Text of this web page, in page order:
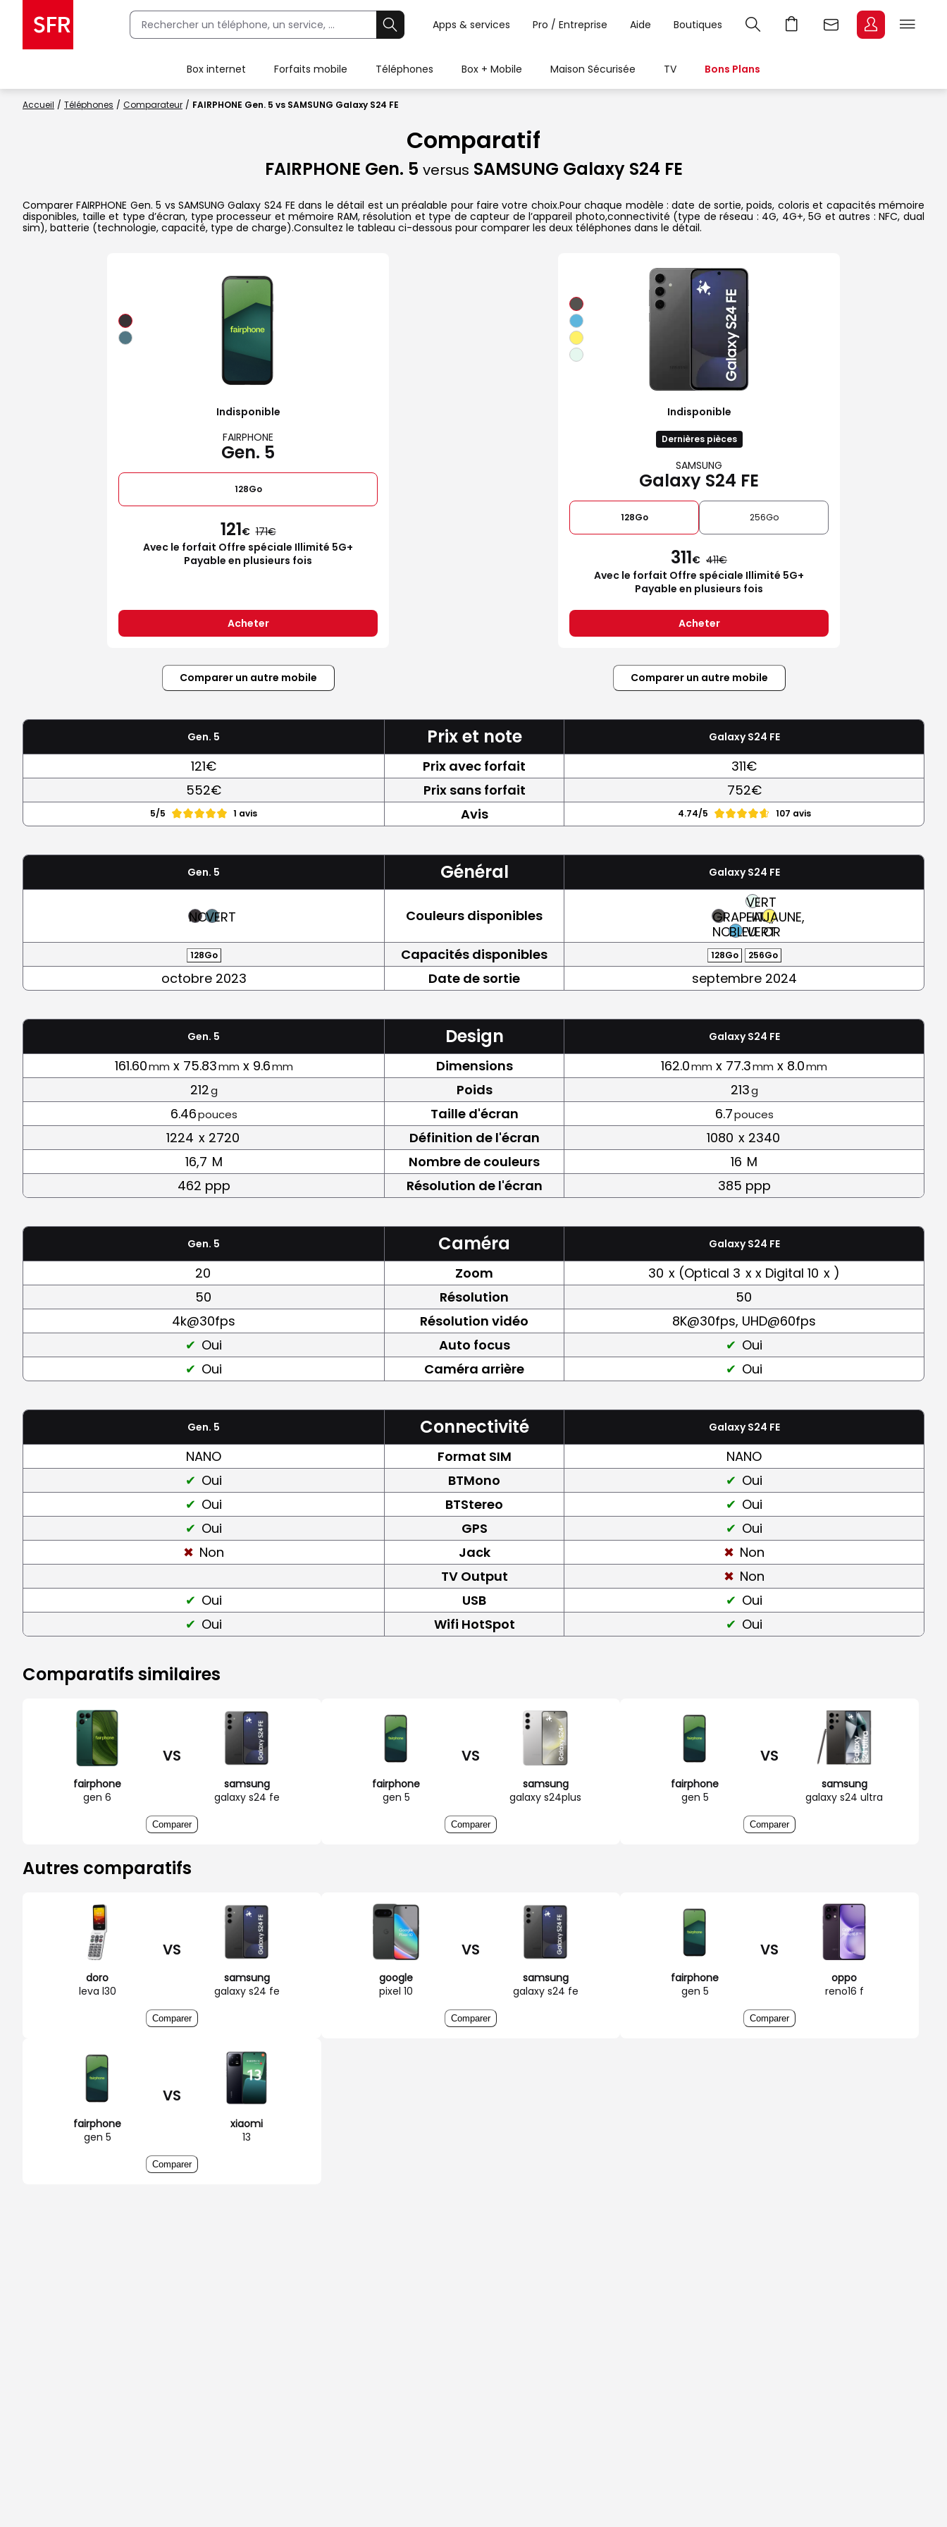
Apps & services Pro / Entreprise Aide Boutiques
Box internet Forfaits mobile Téléphones Box + Mobile Maison Sécurisée TV Bons Plans
Accueil Téléphones Comparateur FAIRPHONE Gen. 5 vs SAMSUNG Galaxy S24 FE
Comparatif
FAIRPHONE Gen. 5 versus SAMSUNG Galaxy S24 FE
Comparer FAIRPHONE Gen. 5 vs SAMSUNG Galaxy S24 FE dans le détail est un préalable pour faire votre choix.Pour chaque modèle : date de sortie, poids, coloris et capacités mémoire
disponibles, taille et type d’écran, type processeur et mémoire RAM, résolution et type de capteur de l’appareil photo,connectivité (type de réseau : 4G, 4G+, 5G et autres : NFC, dual
sim), batterie (technologie, capacité, type de charge).Consultez le tableau ci-dessous pour comparer les deux téléphones dans le détail.
Indisponible
FAIRPHONE
Gen. 5
128Go
121€ 171
Avec le forfait Offre spéciale Illimité 5G+
Payable en plusieurs fois
Acheter
Indisponible
Dernières pièces
SAMSUNG
Galaxy S24 FE
128Go 256Go
311€ 411
Avec le forfait Offre spéciale Illimité 5G+
Payable en plusieurs fois
Acheter
Comparer un autre mobile Comparer un autre mobile
Gen. 5 Prix et note Galaxy S24 FE
121€ Prix avec forfait
311€
552€
Prix sans forfait 752€
5/5 1 avis Avis 4.74/5 107 avis
Gen. 5 Général Galaxy S24 FE
NOIRVERT Couleurs disponibles
GRAPHITE,
NOIRBLEU
VERT
EAU,
VERT
JAUNE,
OR
128Go Capacités disponibles 128Go 256Go
octobre 2023 Date de sortie septembre 2024
Gen. 5 Design Galaxy S24 FE
161.60mm x 75.83mm x 9.6mm Dimensions 162.0mm x 77.3mm x 8.0mm
212g Poids 213g
6.46pouces Taille d'écran 6.7pouces
1224 x 2720 Définition de l'écran 1080 x 2340
16,7 M Nombre de couleurs 16 M
462 ppp
Résolution de l'écran 385 ppp
Gen. 5 Caméra Galaxy S24 FE
20 Zoom 30 x (Optical 3 x x Digital 10 x )
50
Résolution
50
4k@30fps
Résolution vidéo
8K@30fps, UHD@60fps
Oui
Auto focus
Oui
Oui
Caméra arrière Oui
Gen. 5 Connectivité Galaxy S24 FE
NANO Format SIM
NANO
Oui
BTMono
Oui
Oui
BTStereo
Oui
Oui
GPS
Oui
Non
Jack
Non
TV Output
Non
Oui
USB
Oui
Oui
Wifi HotSpot Oui
Comparatifs similaires
fairphone
gen 6
VS
samsung
galaxy s24 fe
Comparer
fairphone
gen 5
VS
samsung
galaxy s24plus
Comparer
fairphone
gen 5
VS
samsung
galaxy s24 ultra
Comparer
Autres comparatifs
doro
leva l30
VS
samsung
galaxy s24 fe
Comparer
google
pixel 10
VS
samsung
galaxy s24 fe
Comparer
fairphone
gen 5
VS
oppo
reno16 f
Comparer
fairphone
gen 5
VS
xiaomi
13
Comparer